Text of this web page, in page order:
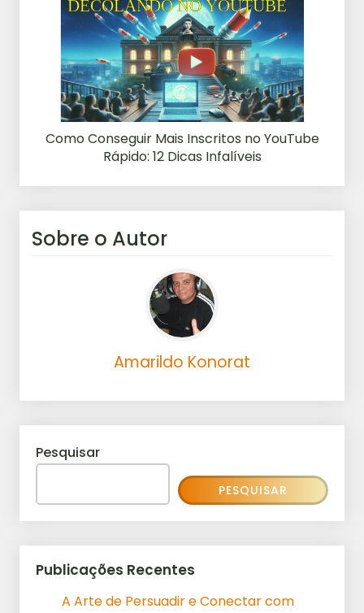
Como Conseguir Mais Inscritos no YouTube
Rápido: 12 Dicas Infalíveis
Sobre o Autor
Amarildo Konorat
Pesquisar
PESQUISAR
Publicações Recentes
A Arte de Persuadir e Conectar com